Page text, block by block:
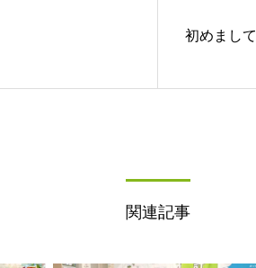
初めまして
関連記事